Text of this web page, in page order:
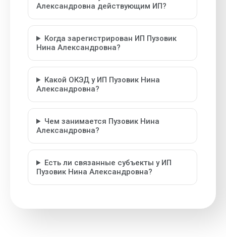
Александровна действующим ИП?
Когда зарегистрирован ИП Пузовик
Нина Александровна?
Какой ОКЭД у ИП Пузовик Нина
Александровна?
Чем занимается Пузовик Нина
Александровна?
Есть ли связанные субъекты у ИП
Пузовик Нина Александровна?